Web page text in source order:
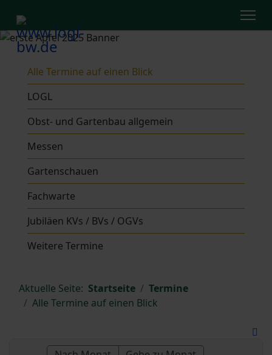
Alle Termine auf einen Blick
LOGL
Obst- und Gartenbau allgemein
Messen
Gartenschauen
Fachwarte
Jubiläen KVs / BVs / OGVs
Weitere Termine
Aktuelle Seite: Startseite
Termine
Alle Termine auf einen Blick